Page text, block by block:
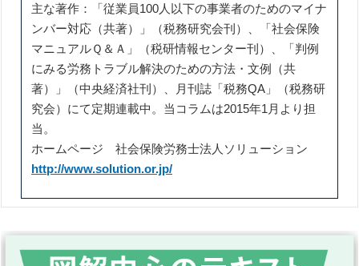
主な著作：「従業員100人以下の事業者のためのマイナ
ンバー対応（共著）」（税務研究会刊）、「社会保険
マニュアルＱ＆Ａ」（税研情報センター刊）、「判例
にみる労務トラブル解決のための方法・文例（共
著）」（中央経済社刊）、月刊誌「税務QA」（税務研
究会）にて定期連載中。当コラムは2015年1月より担
当。
ホームページ 社会保険労務士法人ソリューション
http://www.solution.or.jp/